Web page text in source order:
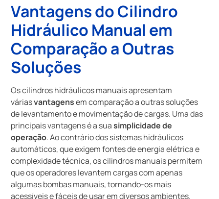
Vantagens do Cilindro
Hidráulico Manual em
Comparação a Outras
Soluções
Os cilindros hidráulicos manuais apresentam
váriasvantagensem comparação a outras soluções
de levantamento e movimentação de cargas. Uma das
principais vantagens é a suasimplicidade de
operação. Ao contrário dos sistemas hidráulicos
automáticos, que exigem fontes de energia elétrica e
complexidade técnica, os cilindros manuais permitem
que os operadores levantem cargas com apenas
algumas bombas manuais, tornando-os mais
acessíveis e fáceis de usar em diversos ambientes.